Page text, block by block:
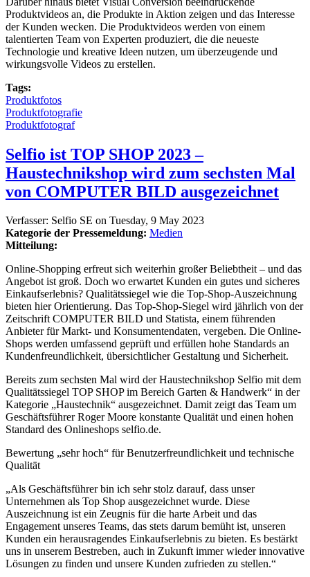
Produktvideos an, die Produkte in Aktion zeigen und das Interesse
der Kunden wecken. Die Produktvideos werden von einem
talentierten Team von Experten produziert, die die neueste
Technologie und kreative Ideen nutzen, um überzeugende und
wirkungsvolle Videos zu erstellen.
Tags:
Produktfotos
Produktfotografie
Produktfotograf
Selfio ist TOP SHOP 2023 –
Haustechnikshop wird zum sechsten Mal
von COMPUTER BILD ausgezeichnet
Verfasser: Selfio SE on Tuesday, 9 May 2023
Kategorie der Pressemeldung: Medien
Mitteilung:
Online-Shopping erfreut sich weiterhin großer Beliebtheit – und das
Angebot ist groß. Doch wo erwartet Kunden ein gutes und sicheres
Einkaufserlebnis? Qualitätssiegel wie die Top-Shop-Auszeichnung
bieten hier Orientierung. Das Top-Shop-Siegel wird jährlich von der
Zeitschrift COMPUTER BILD und Statista, einem führenden
Anbieter für Markt- und Konsumentendaten, vergeben. Die Online-
Shops werden umfassend geprüft und erfüllen hohe Standards an
Kundenfreundlichkeit, übersichtlicher Gestaltung und Sicherheit.
Bereits zum sechsten Mal wird der Haustechnikshop Selfio mit dem
Qualitätssiegel TOP SHOP im Bereich Garten & Handwerk“ in der
Kategorie „Haustechnik“ ausgezeichnet. Damit zeigt das Team um
Geschäftsführer Roger Moore konstante Qualität und einen hohen
Standard des Onlineshops selfio.de.
Bewertung „sehr hoch“ für Benutzerfreundlichkeit und technische
Qualität
„Als Geschäftsführer bin ich sehr stolz darauf, dass unser
Unternehmen als Top Shop ausgezeichnet wurde. Diese
Auszeichnung ist ein Zeugnis für die harte Arbeit und das
Engagement unseres Teams, das stets darum bemüht ist, unseren
Kunden ein herausragendes Einkaufserlebnis zu bieten. Es bestärkt
uns in unserem Bestreben, auch in Zukunft immer wieder innovative
Lösungen zu finden und unsere Kunden zufrieden zu stellen.“